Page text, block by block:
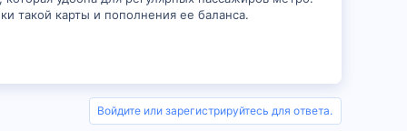
такой карты и пополнения ее баланса.
Войдите или зарегистрируйтесь для ответа.